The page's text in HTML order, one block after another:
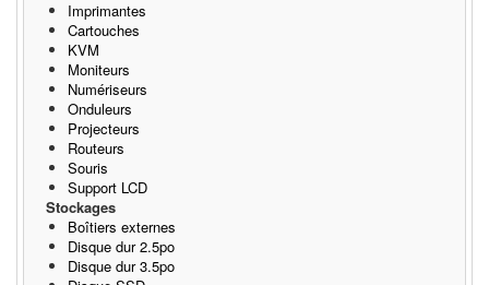
Imprimantes
Cartouches
KVM
Moniteurs
Numériseurs
Onduleurs
Projecteurs
Routeurs
Souris
Support LCD
Stockages
Boîtiers externes
Disque dur 2.5po
Disque dur 3.5po